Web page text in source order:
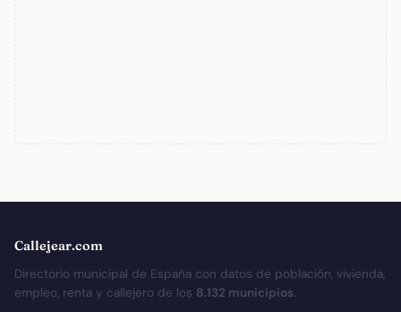
Callejear.com
Directorio municipal de España con datos de población, vivienda,
empleo, renta y callejero de los 8.132 municipios.